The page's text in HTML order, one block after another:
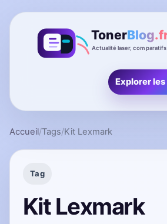
Explorer
Accueil/Tags/Kit Lexmark
Tag
Kit Lexmark